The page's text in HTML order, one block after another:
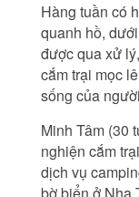
Hàng tuần có
quanh hồ,
được qua xử
cắm trại mọc
sống của
Minh Tâm (30
nghiện cắm
dịch vụ